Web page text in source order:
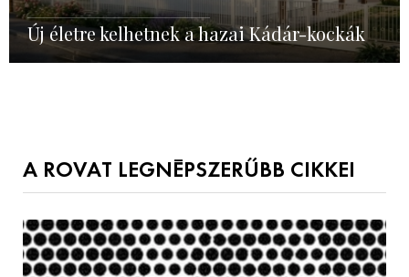
Új életre kelhetnek a hazai Kádár-kockák
A ROVAT LEGNÉPSZERŰBB CIKKEI